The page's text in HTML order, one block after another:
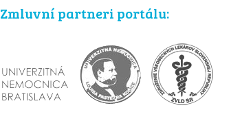
Zmluvní partneri portálu: